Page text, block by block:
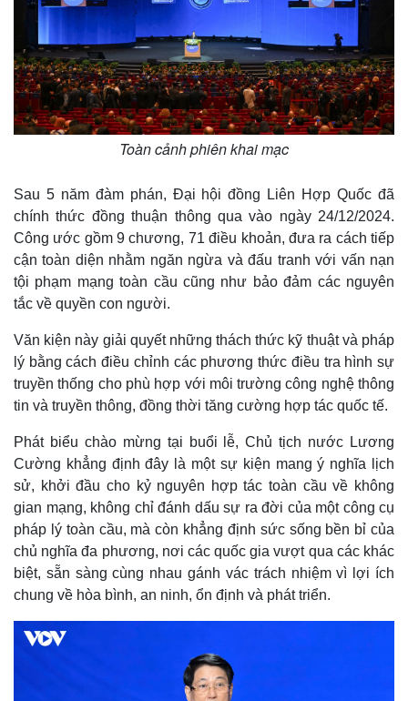
Thế giới
Quan sát
Cuộc sống đó đây
Hồ sơ
Multimedia
Video
Ảnh
Infographic
Toàn cảnh phiên khai mạc
Sau 5 năm đàm phán, Đại hội đồng Liên Hợp Quốc đã
chính thức đồng thuận thông qua vào ngày 24/12/2024.
Công ước gồm 9 chương, 71 điều khoản, đưa ra cách tiếp
cận toàn diện nhằm ngăn ngừa và đấu tranh với vấn nạn
tội phạm mạng toàn cầu cũng như bảo đảm các nguyên
tắc về quyền con người.
Văn kiện này giải quyết những thách thức kỹ thuật và pháp
lý bằng cách điều chỉnh các phương thức điều tra hình sự
truyền thống cho phù hợp với môi trường công nghệ thông
tin và truyền thông, đồng thời tăng cường hợp tác quốc tế.
Phát biểu chào mừng tại buổi lễ, Chủ tịch nước Lương
Cường khẳng định đây là một sự kiện mang ý nghĩa lịch
sử, khởi đầu cho kỷ nguyên hợp tác toàn cầu về không
gian mạng, không chỉ đánh dấu sự ra đời của một công cụ
pháp lý toàn cầu, mà còn khẳng định sức sống bền bỉ của
chủ nghĩa đa phương, nơi các quốc gia vượt qua các khác
biệt, sẵn sàng cùng nhau gánh vác trách nhiệm vì lợi ích
chung về hòa bình, an ninh, ổn định và phát triển.